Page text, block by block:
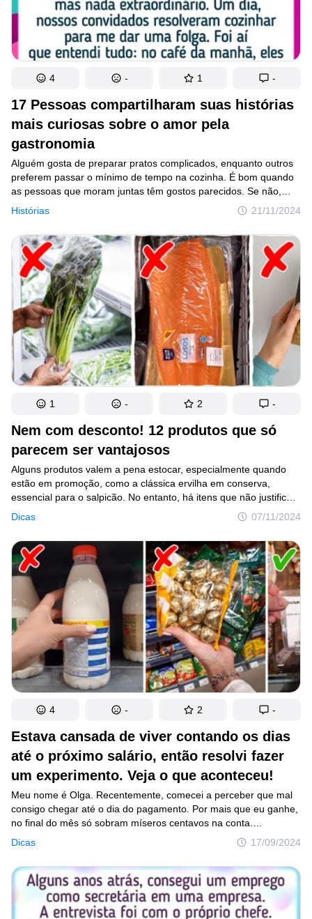
17 Pessoas compartilharam suas histórias
mais curiosas sobre o amor pela
gastronomia
Histórias 21/11/2024
Alguém gosta de preparar pratos complicados, enquanto outros
preferem passar o mínimo de tempo na cozinha. É bom quando
as pessoas que moram juntas têm gostos parecidos. Se não,
é preciso negociar e buscar compromissos. Mas uma
protagonista desta história se esforçou bastante para aproveitar
suas conservas de peixe, que o marido não suporta nem sentir
o cheiro.
4 - 1 -
Nem com desconto! 12 produtos que só
parecem ser vantajosos
Dicas 07/11/2024
Alguns produtos valem a pena estocar, especialmente quando
estão em promoção, como a clássica ervilha em conserva,
essencial para o salpicão. No entanto, há itens que não justificam
nem serem adicionados à sua lista de compras, pois costumam
1 - 2 -
Estava cansada de viver contando os dias
até o próximo salário, então resolvi fazer
um experimento. Veja o que aconteceu!
Dicas 17/09/2024
Meu nome é Olga. Recentemente, comecei a perceber que mal
consigo chegar até o dia do pagamento. Por mais que eu ganhe,
no final do mês só sobram míseros centavos na conta.
A sensação de uma ansiedade vaga em relação ao futuro,
o medo de ficar sem dinheiro e o desejo de um dia tirar férias
se misturaram, e eu decidi: não dá mais para continuar assim.
Decidi fazer um experimento de um mês para descobrir
se é possível economizar dinheiro sem grandes perdas
na qualidade de vida.
4 - 2 -